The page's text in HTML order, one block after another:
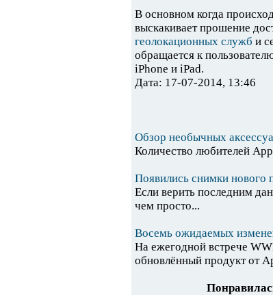
В основном когда
выскакивает прошение
геолокационных служб и
обращается к
iPhone и iPad.
Дата: 17-07-2014, 13:46
Обзор необычных
Количество любителей
Появились снимки нового
Если верить последним
чем просто...
Восемь ожидаемых
На ежегодной встрече
обновлённый продукт от